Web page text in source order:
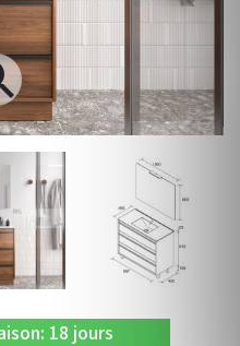
18 jours